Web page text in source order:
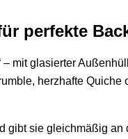
perfekte
mit glasierter
herzhafte
gibt sie gleichmäßig